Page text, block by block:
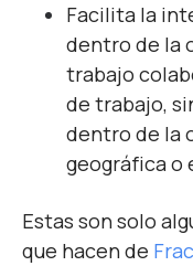
Facilita la
dentro de la
trabajo
de trabajo,
dentro de la
geográfica o
Estas son solo
que hacen de